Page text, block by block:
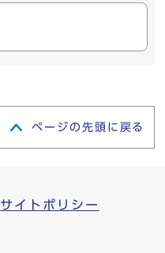
ページの先頭に戻る
サイトポリシー